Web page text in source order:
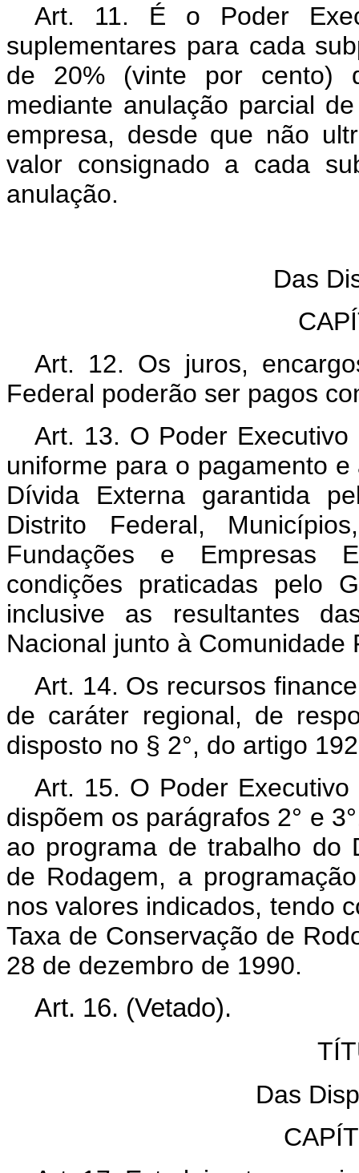
Art. 11. É o Poder
suplementares para cada
de 20% (vinte por cento)
mediante anulação parcial
empresa, desde que não
valor consignado a cada
anulação.
Das
Art. 12. Os juros,
Federal poderão ser pagos
Art. 13. O Poder
uniforme para o pagamento
Dívida Externa garantida
Distrito Federal,
Fundações e Empresas
condições praticadas pelo
inclusive as resultantes
Nacional junto à Comunidade
Art. 14. Os recursos
de caráter regional, de
disposto no § 2°, do artigo
Art. 15. O Poder
dispõem os parágrafos 2° e
ao programa de trabalho do
de Rodagem, a
nos valores indicados, tendo
Taxa de Conservação de
28 de dezembro de 1990.
Art. 16. (Vetado).
Das